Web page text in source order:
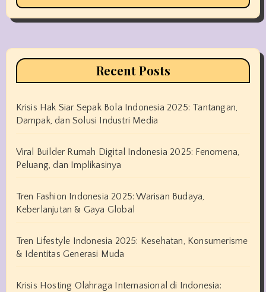
Recent Posts
Krisis Hak Siar Sepak Bola Indonesia 2025: Tantangan,
Dampak, dan Solusi Industri Media
Viral Builder Rumah Digital Indonesia 2025: Fenomena,
Peluang, dan Implikasinya
Tren Fashion Indonesia 2025: Warisan Budaya,
Keberlanjutan & Gaya Global
Tren Lifestyle Indonesia 2025: Kesehatan, Konsumerisme
& Identitas Generasi Muda
Krisis Hosting Olahraga Internasional di Indonesia: